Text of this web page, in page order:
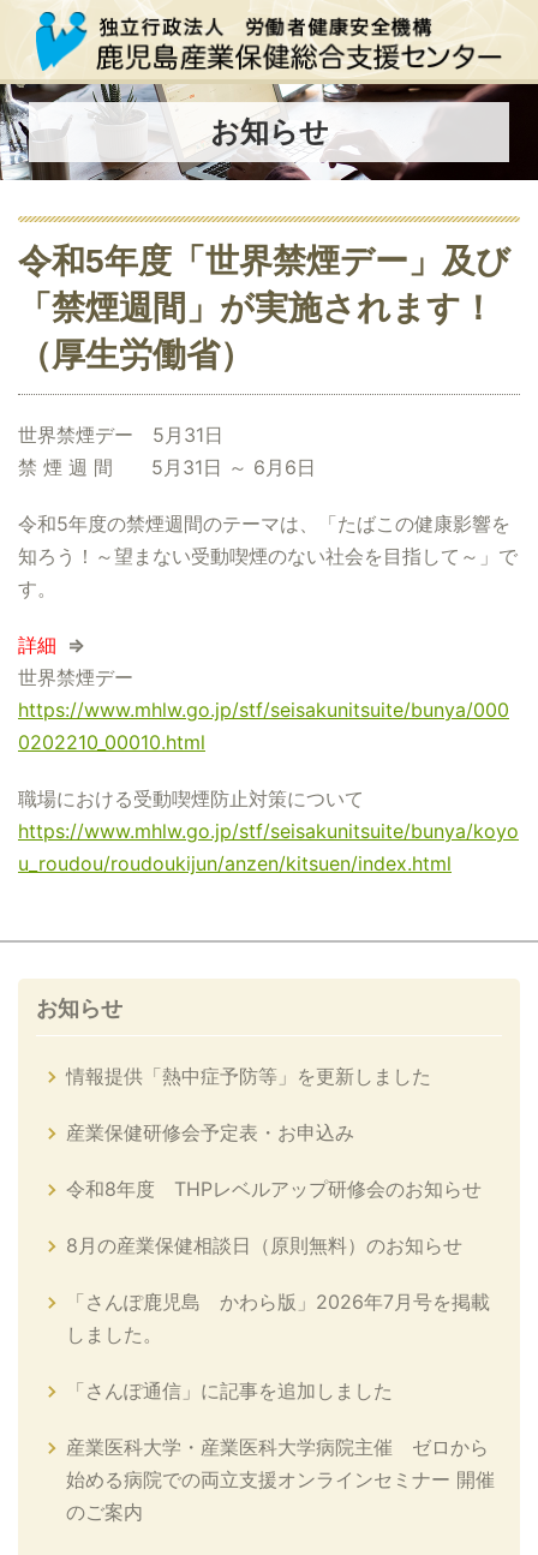
お知らせ
令和5年度「世界禁煙デー」及び
「禁煙週間」が実施されます！
（厚生労働省）
世界禁煙デー 5月31日
禁 煙 週 間 5月31日 ～ 6月6日
令和5年度の禁煙週間のテーマは、「たばこの健康影響を
知ろう！～望まない受動喫煙のない社会を目指して～」で
す。
詳細 ⇒
世界禁煙デー
https://www.mhlw.go.jp/stf/seisakunitsuite/bunya/000
0202210_00010.html
職場における受動喫煙防止対策について
https://www.mhlw.go.jp/stf/seisakunitsuite/bunya/koyo
u_roudou/roudoukijun/anzen/kitsuen/index.html
お知らせ
情報提供「熱中症予防等」を更新しました
産業保健研修会予定表・お申込み
令和8年度 THPレベルアップ研修会のお知らせ
8月の産業保健相談日（原則無料）のお知らせ
「さんぽ鹿児島 かわら版」2026年7月号を掲載
しました。
「さんぽ通信」に記事を追加しました
産業医科大学・産業医科大学病院主催 ゼロから
始める病院での両立支援オンラインセミナー 開催
のご案内